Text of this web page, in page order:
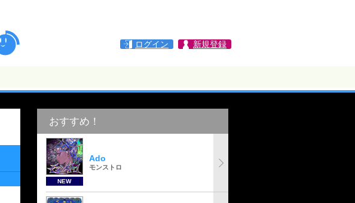
ログイン 新規登録
おすすめ！
NEW
Ado
モンストロ